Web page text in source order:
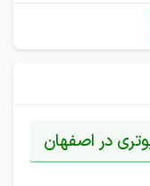
در اصفهان